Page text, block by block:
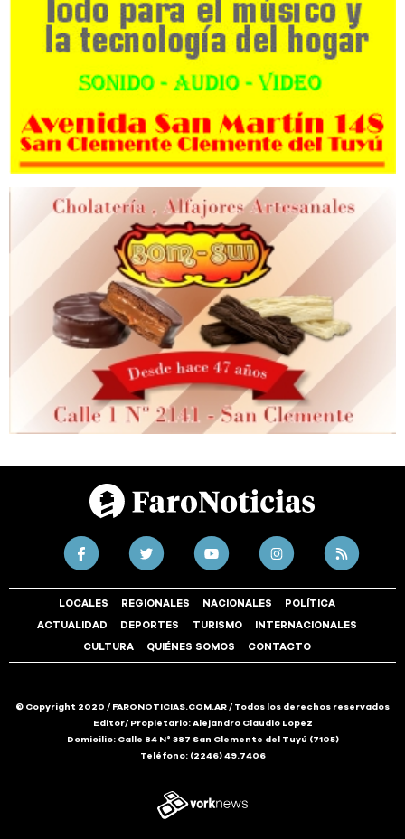
LOCALES REGIONALES NACIONALES POLÍTICA
ACTUALIDAD DEPORTES TURISMO INTERNACIONALES
CULTURA QUIÉNES SOMOS CONTACTO
© Copyright 2020 / FARONOTICIAS.COM.AR / Todos los derechos reservados
Editor/ Propietario: Alejandro Claudio Lopez
Domicilio: Calle 84 N° 387 San Clemente del Tuyú (7105)
Teléfono: (2246) 49.7406